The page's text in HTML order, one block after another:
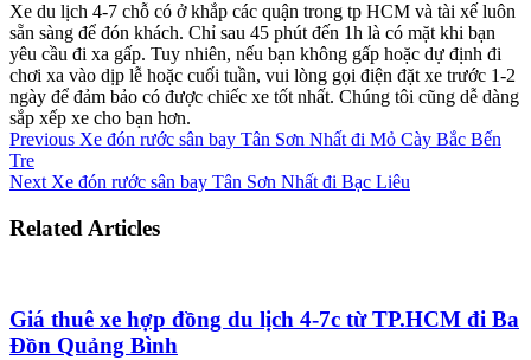
Xe du lịch 4-7 chỗ có ở khắp các quận trong tp HCM và tài xế luôn
sẵn sàng để đón khách. Chỉ sau 45 phút đến 1h là có mặt khi bạn
yêu cầu đi xa gấp. Tuy nhiên, nếu bạn không gấp hoặc dự định đi
chơi xa vào dịp lễ hoặc cuối tuần, vui lòng gọi điện đặt xe trước 1-2
ngày để đảm bảo có được chiếc xe tốt nhất. Chúng tôi cũng dễ dàng
sắp xếp xe cho bạn hơn.
Previous Xe đón rước sân bay Tân Sơn Nhất đi Mỏ Cày Bắc Bến
Tre
Next Xe đón rước sân bay Tân Sơn Nhất đi Bạc Liêu
Related Articles
Giá thuê xe hợp đồng du lịch 4-7c từ TP.HCM đi Ba
Đồn Quảng Bình